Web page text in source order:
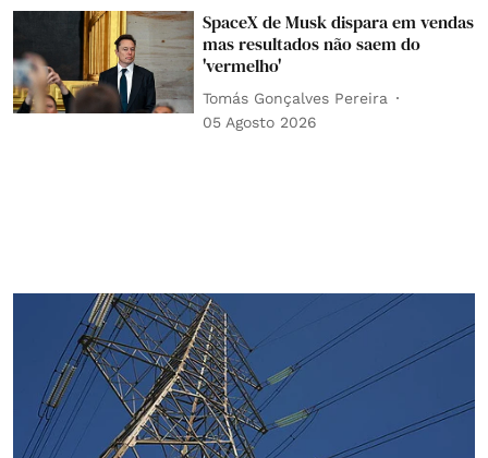
SpaceX de Musk dispara em vendas
mas resultados não saem do
'vermelho'
Tomás Gonçalves Pereira
05 Agosto 2026